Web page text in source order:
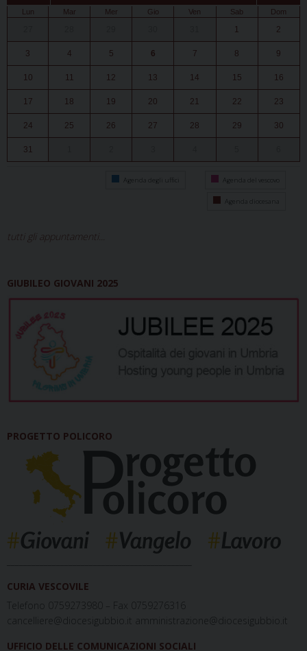
Lun Mar Mer Gio Ven Sab Dom
1 2
3 4 5 6 7 8 9
10 11 12 13 14 15 16
17 18 19 20 21 22 23
24 25 26 27 28 29 30
31
Agenda degli uffici Agenda del vescovo
Agenda diocesana
tutti gli appuntamenti...
GIUBILEO GIOVANI 2025
PROGETTO POLICORO
CURIA VESCOVILE
Telefono 0759273980 – Fax 0759276316
cancelliere@diocesigubbio.it amministrazione@diocesigubbio.it
UFFICIO DELLE COMUNICAZIONI SOCIALI